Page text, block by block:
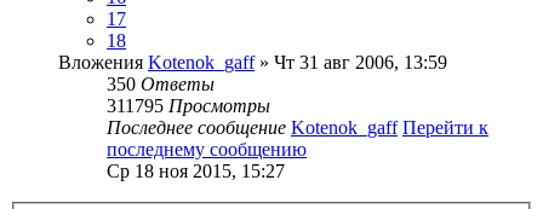
17
18
Вложения Kotenok_gaff» Чт 31 авг 2006, 13:59
350 Ответы
311795 Просмотры
Последнее сообщение Kotenok_gaff Перейти к
последнему сообщению
Ср 18 ноя 2015, 15:27